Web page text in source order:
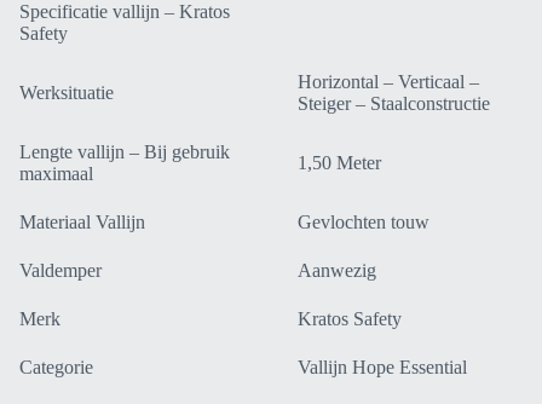
Specificatie vallijn – Kratos
Safety
Werksituatie
Horizontal – Verticaal –
Steiger – Staalconstructie
Lengte vallijn – Bij gebruik
maximaal
1,50 Meter
Materiaal Vallijn Gevlochten touw
Valdemper Aanwezig
Merk Kratos Safety
Categorie Vallijn Hope Essential